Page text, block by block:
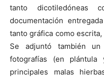
tanto dicotiledóneas
documentación
tanto gráfica como
Se adjuntó también
fotografías (en
principales malas